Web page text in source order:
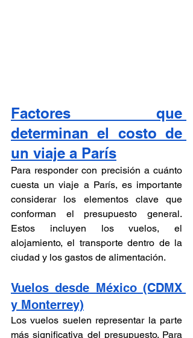
Factores que
determinan el costo de
un viaje a París
Para responder con precisión a cuánto
cuesta un viaje a París, es importante
considerar los elementos clave que
conforman el presupuesto general.
Estos incluyen los vuelos, el
alojamiento, el transporte dentro de la
ciudad y los gastos de alimentación.
Vuelos desde México (CDMX
y Monterrey)
Los vuelos suelen representar la parte
más significativa del presupuesto. Para